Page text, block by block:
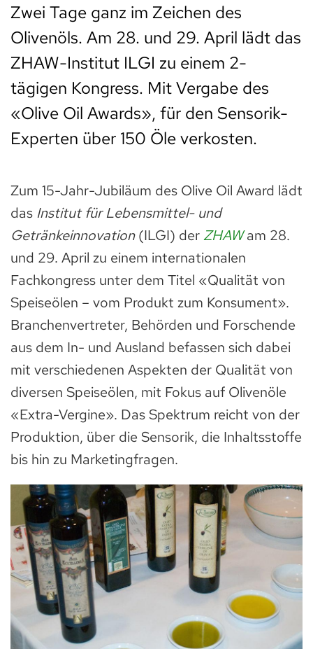
Zwei Tage ganz im Zeichen des
Olivenöls. Am 28. und 29. April lädt das
ZHAW-Institut ILGI zu einem 2-
tägigen Kongress. Mit Vergabe des
«Olive Oil Awards», für den Sensorik-
Experten über 150 Öle verkosten.
Zum 15-Jahr-Jubiläum des Olive Oil Award lädt
das Institut für Lebensmittel- und
Getränkeinnovation(ILGI) derZHAWam 28.
und 29. April zu einem internationalen
Fachkongress unter dem Titel «Qualität von
Speiseölen – vom Produkt zum Konsument».
Branchenvertreter, Behörden und Forschende
aus dem In- und Ausland befassen sich dabei
mit verschiedenen Aspekten der Qualität von
diversen Speiseölen, mit Fokus auf Olivenöle
«Extra-Vergine». Das Spektrum reicht von der
Produktion, über die Sensorik, die Inhaltsstoffe
bis hin zu Marketingfragen.